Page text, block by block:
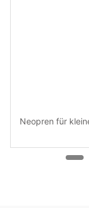
Neopren für